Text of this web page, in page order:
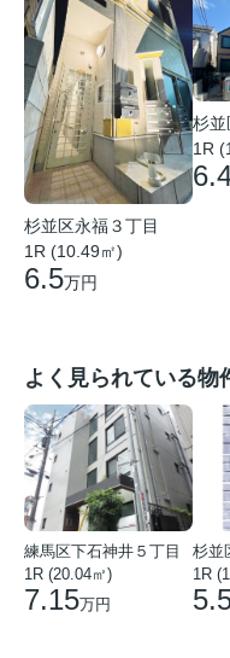
杉並区永福３丁目
1R (10.49㎡)
6.5万円
杉並
1R
よく見られている物
練馬区下石神井５丁目
1R (20.04㎡)
7.15万円
杉並
1R